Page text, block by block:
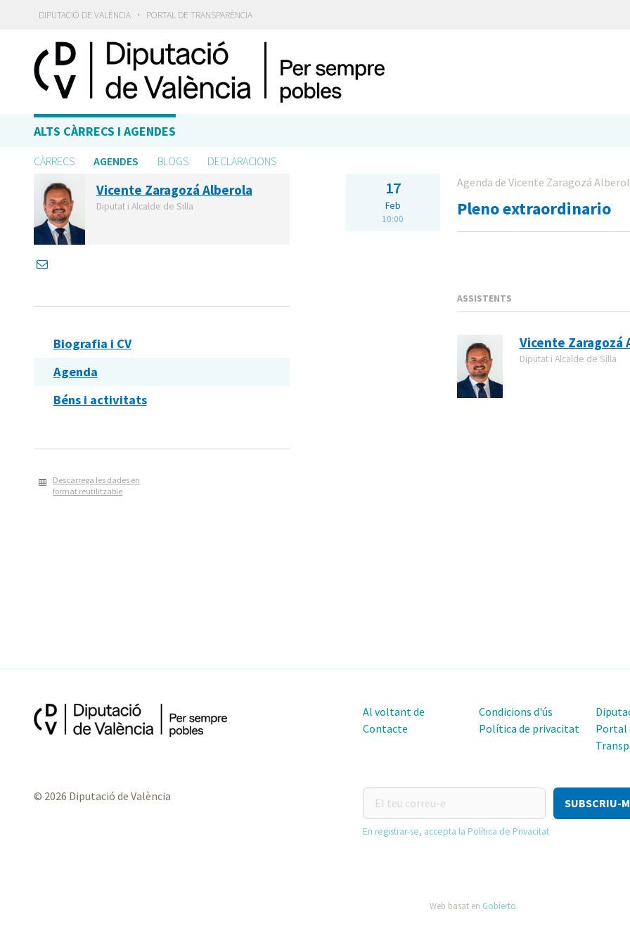
DIPUTACIÓ DE VALÈNCIA · PORTAL DE TRANSPARÈNCIA
ALTS CÀRRECS I AGENDES
CÀRRECS AGENDES BLOGS DECLARACIONS
Vicente Zaragozá Alberola
Diputat i Alcalde de Silla
Biografia i CV
Agenda
Béns i activitats
Descarrega les dades en
format reutilitzable
17
Feb
10:00
Agenda de Vicente Zaragozá
Pleno extraordinario
ASSISTENTS
Vicente Zaragozá
Diputat i Alcalde de Silla
Al voltant de
Contacte
Condicions d'ús
Política de privacitat
Portal
© 2026 Diputació de València
El
teu
correu-
En registrar-se, accepta la Política de Privacitat
Web basat en Gobierto